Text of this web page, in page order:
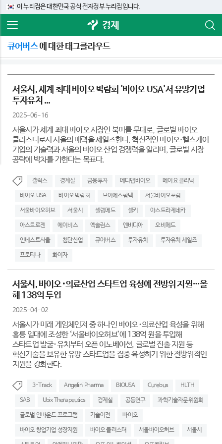
이 누리집은 대한민국 공식 전자정부 누리집입니다.
경제
큐어버스에 대한 태그클라우드
서울시, 세계 최대 바이오 박람회 '바이오 USA'서 유망기업
투자유치 ...
2025-06-16
서울시가 세계 최대 바이오 시장인 북미를 무대로, 글로벌 바이오
클러스터로서 서울의 매력을 세일즈한다. 혁신적인 바이오·헬스케어
기업의 기술력과 서울의 바이오 산업 경쟁력을 알리며, 글로벌 시장
공략에 박차를 가한다는 목표다.
갤럭스 경제실 금융투자 메디맵바이오 메이요 클리닉
바이오 USA 바이오 박람회 브이에스팜텍 서울바이오포럼
서울바이오허브 서울시 셀렙메드 셀키 아스트라제네카
아스트로젠 에이비스 엑솔런스 엔비디아 오비메드
인베스트서울 첨단산업 큐어버스 투자유치 투자유치 세일즈
프로티나 화이자
서울시, 바이오･의료산업 스타트업 육성에 전방위 지원…올
해 138억 투입
2025-04-02
서울시가 미래 게임체인저 중 하나인 바이오･의료산업 육성을 위해
홍릉 일대에 조성한 ‘서울바이오허브’에 138억 원을 투입해
스타트업 발굴･유치부터 오픈 이노베이션, 글로벌 진출 지원 등
혁신기술을 보유한 유망 스타트업을 집중 육성하기 위한 전방위적인
지원을 강화한다.
3-Track Angelini Pharma BIOUSA Curebus HLTH
SAB Ubix Therapeutics 경제실 공동연구 과학기술자문위원회
글로벌 인바운드 프로그램 기술이전 바이오
바이오 창업기업 성장지원 바이오 클러스터 서울바이오허브 서울시